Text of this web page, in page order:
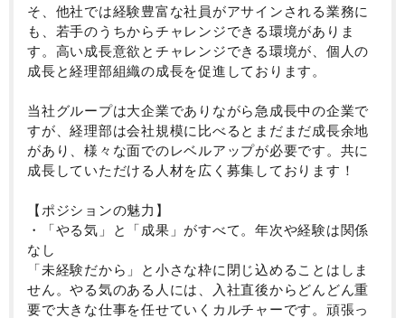
そ、他社では経験豊富な社員がアサインされる業務に
も、若手のうちからチャレンジできる環境がありま
す。高い成長意欲とチャレンジできる環境が、個人の
成長と経理部組織の成長を促進しております。
当社グループは大企業でありながら急成長中の企業で
すが、経理部は会社規模に比べるとまだまだ成長余地
があり、様々な面でのレベルアップが必要です。共に
成長していただける人材を広く募集しております！
【ポジションの魅力】
・「やる気」と「成果」がすべて。年次や経験は関係
なし
「未経験だから」と小さな枠に閉じ込めることはしま
せん。やる気のある人には、入社直後からどんどん重
要で大きな仕事を任せていくカルチャーです。頑張っ